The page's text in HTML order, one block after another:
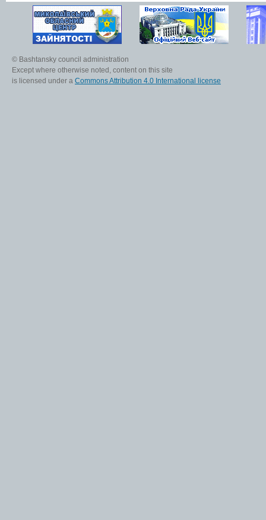
© Bashtansky council administration
Except where otherwise noted, content on this site
is licensed under a Commons Attribution 4.0 International license